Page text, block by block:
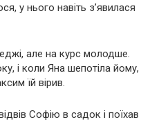
у нього навіть з’явилася
але на курс молодше.
і коли Яна шепотіла йому,
їй вірив.
Софію в садок і поїхав